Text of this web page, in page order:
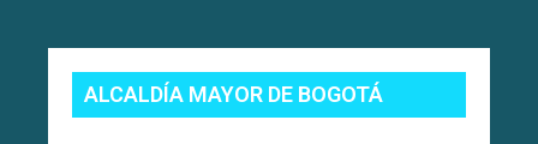
ALCALDÍA MAYOR DE BOGOTÁ